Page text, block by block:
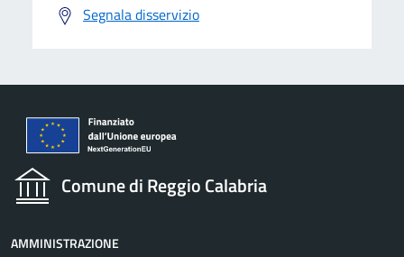
Segnala disservizio
Comune di Reggio Calabria
AMMINISTRAZIONE